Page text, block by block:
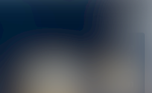
Mediengalerie